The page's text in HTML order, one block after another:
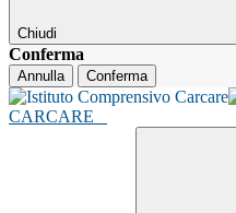
Chiudi
Conferma
Annulla Conferma
CARCARE